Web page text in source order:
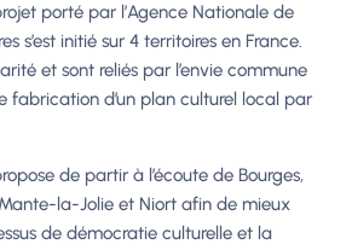
porté par l’Agence Nationale de
s’est initié sur 4 territoires en France.
et sont reliés par l’envie commune
fabrication d’un plan culturel local par
de partir à l’écoute de Bourges,
la-Jolie et Niort afin de mieux
de démocratie culturelle et la